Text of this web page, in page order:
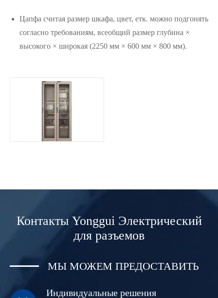
Цапфа считая размер шкафа, цвет, етк. можно подгонять
согласно требованиям, всеобщий размер глубина ×
высокого × широкая (2250 мм × 600 мм × 800 мм).
Контакты Yonggui Электрический
для разъемов
МЫ МОЖЕМ ПРЕДОСТАВИТЬ
Индивидуальные решения